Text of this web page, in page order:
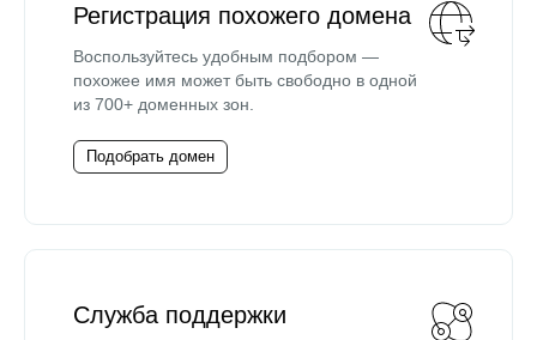
Регистрация похожего домена
Воспользуйтесь удобным подбором —
похожее имя может быть свободно в одной
из 700+ доменных зон.
Подобрать домен
Служба поддержки